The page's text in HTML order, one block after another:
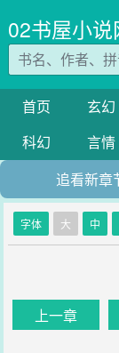
02书屋小说
首页 玄幻
科幻
言情
追看新章
字体 大 中
上一章